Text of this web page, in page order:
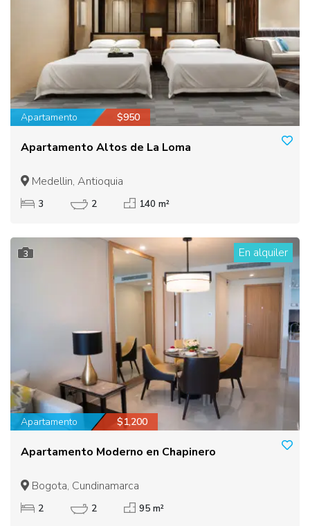
Apartamento $950
Apartamento Altos de La Loma
Medellin, Antioquia
3 2 140 m²
3 En alquiler
Apartamento $1,200
Apartamento Moderno en Chapinero
Bogota, Cundinamarca
2 2 95 m²